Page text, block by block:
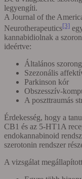
legyengíti.
A Journal of the
Neurotherapeutics[3]
kannabidiolnak a
ideértve:
Általános
Szezonális
Parkinson kór
Obszesszív-
A poszttraumás
Érdekesség, hogy a
CB1 és az 5-HT1A
endokannabinoid
szerotonin rendszer
A vizsgálat